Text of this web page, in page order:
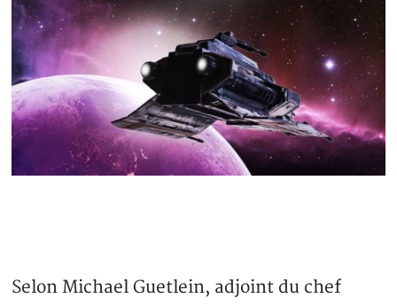
Selon Michael Guetlein, adjoint du chef